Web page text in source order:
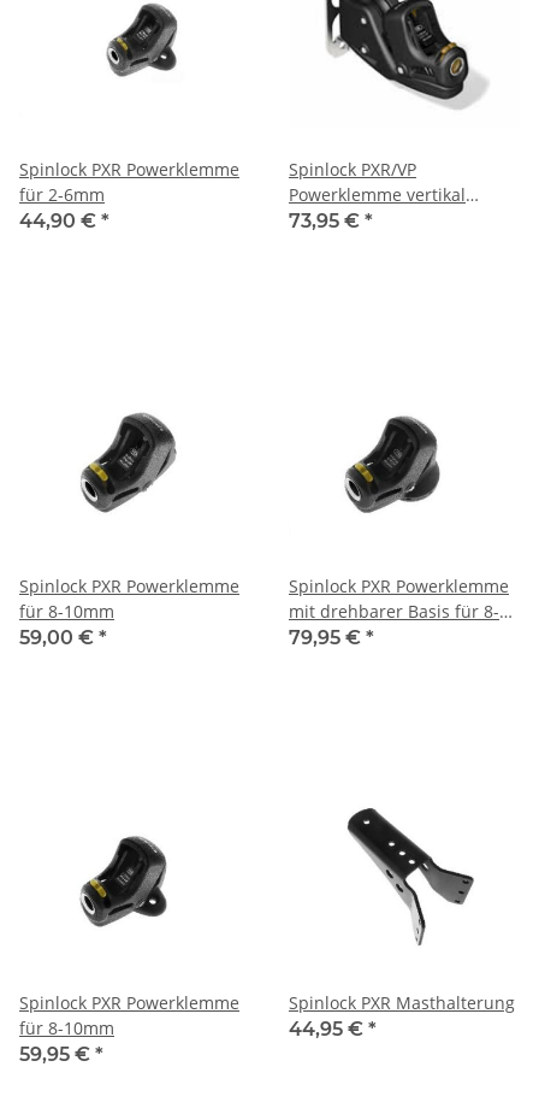
Spinlock PXR Powerklemme
für 2-6mm
44,90 € *
Spinlock PXR/VP
Powerklemme vertikal
schwenkbar für 2-6mm
73,95 € *
Spinlock PXR Powerklemme
für 8-10mm
59,00 € *
Spinlock PXR Powerklemme
mit drehbarer Basis für 8-
10mm
79,95 € *
Spinlock PXR Powerklemme
für 8-10mm
59,95 € *
Spinlock PXR Masthalterung
44,95 € *